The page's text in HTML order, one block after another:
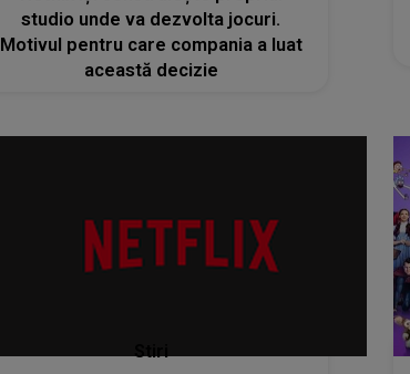
studio unde va dezvolta jocuri.
Motivul pentru care compania a luat
această decizie
Stiri